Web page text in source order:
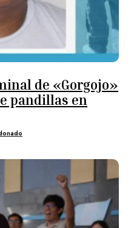
de «Gorgojo»
pandillas en